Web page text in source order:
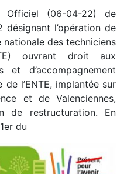
Officiel (06-04-22) de
désignant l’opération de
nationale des techniciens
ouvrant droit aux
et d’accompagnement
l’ENTE, implantée sur
et de Valenciennes,
de restructuration. En
du